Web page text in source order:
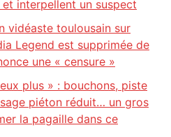
interpellent un suspect
vidéaste toulousain sur
Legend est supprimée de
une « censure »
plus » : bouchons, piste
piéton réduit… un gros
la pagaille dans ce